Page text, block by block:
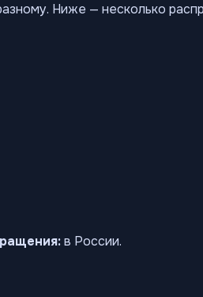
Ниже — несколько
в России.